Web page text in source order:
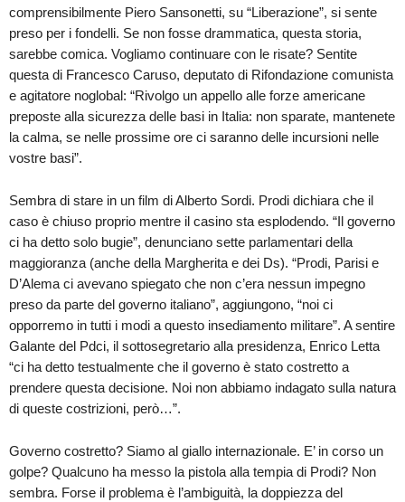
comprensibilmente Piero Sansonetti, su “Liberazione”, si sente
preso per i fondelli. Se non fosse drammatica, questa storia,
sarebbe comica. Vogliamo continuare con le risate? Sentite
questa di Francesco Caruso, deputato di Rifondazione comunista
e agitatore noglobal: “Rivolgo un appello alle forze americane
preposte alla sicurezza delle basi in Italia: non sparate, mantenete
la calma, se nelle prossime ore ci saranno delle incursioni nelle
vostre basi”.
Sembra di stare in un film di Alberto Sordi. Prodi dichiara che il
caso è chiuso proprio mentre il casino sta esplodendo. “Il governo
ci ha detto solo bugie”, denunciano sette parlamentari della
maggioranza (anche della Margherita e dei Ds). “Prodi, Parisi e
D’Alema ci avevano spiegato che non c’era nessun impegno
preso da parte del governo italiano”, aggiungono, “noi ci
opporremo in tutti i modi a questo insediamento militare”. A sentire
Galante del Pdci, il sottosegretario alla presidenza, Enrico Letta
“ci ha detto testualmente che il governo è stato costretto a
prendere questa decisione. Noi non abbiamo indagato sulla natura
di queste costrizioni, però…”.
Governo costretto? Siamo al giallo internazionale. E’ in corso un
golpe? Qualcuno ha messo la pistola alla tempia di Prodi? Non
sembra. Forse il problema è l’ambiguità, la doppiezza del